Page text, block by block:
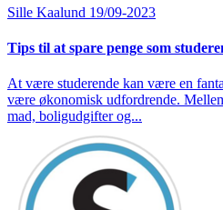
Sille Kaalund 19/09-2023
Tips til at spare penge som
At være studerende kan være en
være økonomisk udfordrende.
mad, boligudgifter og...